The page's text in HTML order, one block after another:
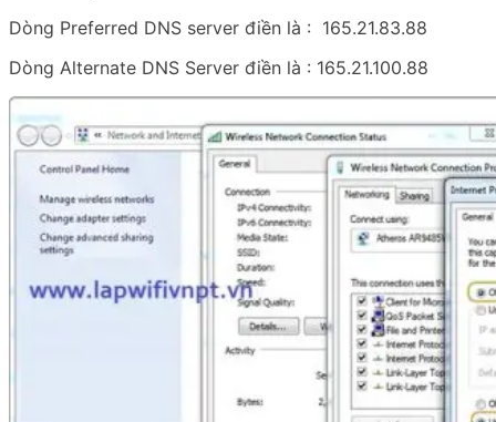
Dòng Preferred DNS server điền là : 165.21.83.88
Dòng Alternate DNS Server điền là : 165.21.100.88